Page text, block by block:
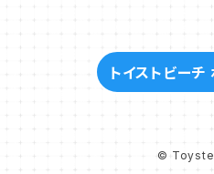
トイストビー
©